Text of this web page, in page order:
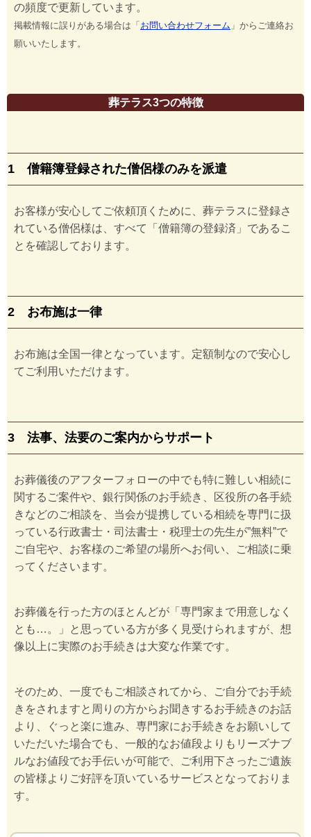
の頻度で更新しています。
掲載情報に誤りがある場合は「お問い合わせフォーム 」からご連絡お
願いいたします。
葬テラス3つの特徴
1 僧籍簿登録された僧侶様のみを派遣
お客様が安心してご依頼頂くために、葬テラスに登録さ
れている僧侶様は、すべて「僧籍簿の登録済」であるこ
とを確認しております。
2 お布施は一律
お布施は全国一律となっています。定額制なので安心し
てご利用いただけます。
3 法事、法要のご案内からサポート
お葬儀後のアフターフォローの中でも特に難しい相続に
関するご案件や、銀行関係のお手続き、区役所の各手続
きなどのご相談を、当会が提携している相続を専門に扱
っている行政書士・司法書士・税理士の先生が”無料”で
ご自宅や、お客様のご希望の場所へお伺い、ご相談に乗
ってくださいます。
お葬儀を行った方のほとんどが「専門家まで用意しなく
とも…。」と思っている方が多く見受けられますが、想
像以上に実際のお手続きは大変な作業です。
そのため、一度でもご相談されてから、ご自分でお手続
きをされますと周りの方からお聞きするお手続きのお話
より、ぐっと楽に進み、専門家にお手続きをお願いして
いただいた場合でも、一般的なお値段よりもリーズナブ
ルなお値段でお手伝いが可能で、ご利用下さったご遺族
の皆様よりご好評を頂いているサービスとなっておりま
す。